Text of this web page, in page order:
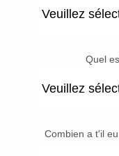
Quel
Combien a t'il